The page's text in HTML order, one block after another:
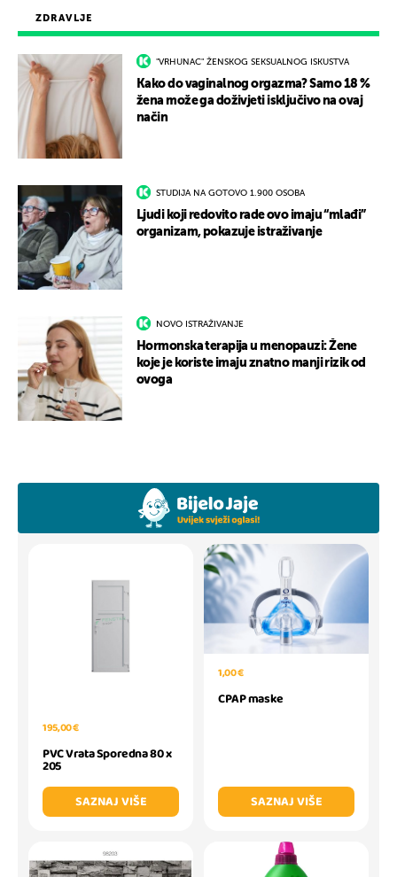
ZDRAVLJE
"VRHUNAC" ŽENSKOG SEKSUALNOG ISKUSTVA
Kako do vaginalnog orgazma? Samo 18 %
žena može ga doživjeti isključivo na ovaj
način
STUDIJA NA GOTOVO 1.900 OSOBA
Ljudi koji redovito rade ovo imaju “mlađi”
organizam, pokazuje istraživanje
NOVO ISTRAŽIVANJE
Hormonska terapija u menopauzi: Žene
koje je koriste imaju znatno manji rizik od
ovoga
195,00 €
PVC Vrata Sporedna 80 x
205
SAZNAJ VIŠE
1,00 €
CPAP maske
SAZNAJ VIŠE